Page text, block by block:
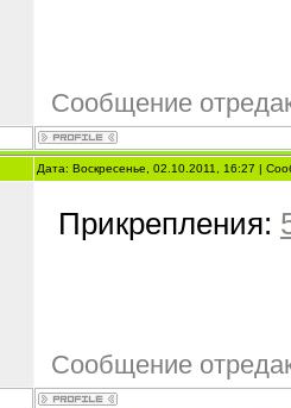
Сообщение
Дата: Воскресенье, 02.10.2011, 16:27 |
Прикрепления:
Сообщение